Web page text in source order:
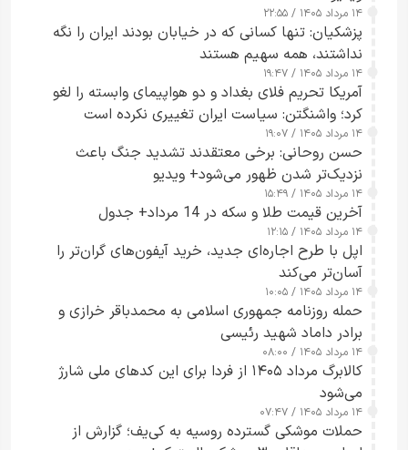
۱۴ مرداد ۱۴۰۵ / ۲۲:۵۵
پزشکیان: تنها کسانی که در خیابان بودند ایران را نگه
نداشتند، همه سهیم هستند
۱۴ مرداد ۱۴۰۵ / ۱۹:۴۷
آمریکا تحریم فلای بغداد و دو هواپیمای وابسته را لغو
کرد؛ واشنگتن: سیاست ایران تغییری نکرده است
۱۴ مرداد ۱۴۰۵ / ۱۹:۰۷
حسن روحانی: برخی معتقدند تشدید جنگ باعث
نزدیک‌تر شدن ظهور می‌شود+ ویدیو
۱۴ مرداد ۱۴۰۵ / ۱۵:۴۹
آخرین قیمت طلا و سکه در 14 مرداد+ جدول
۱۴ مرداد ۱۴۰۵ / ۱۲:۱۵
اپل با طرح اجاره‌ای جدید، خرید آیفون‌های گران‌تر را
آسان‌تر می‌کند
۱۴ مرداد ۱۴۰۵ / ۱۰:۰۵
حمله روزنامه جمهوری اسلامی به محمدباقر خرازی و
برادر داماد شهید رئیسی
۱۴ مرداد ۱۴۰۵ / ۰۸:۰۰
کالابرگ مرداد ۱۴۰۵ از فردا برای این کدهای ملی شارژ
می‌شود
۱۴ مرداد ۱۴۰۵ / ۰۷:۴۷
حملات موشکی گسترده روسیه به کی‌یف؛ گزارش از